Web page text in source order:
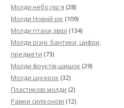
Молди небо,пір'я (28)
Молди Новий рік (109)
Молди птахи,звірі (134)
Молди різні: бантики, цифри,
предмети (73)
Молди фруктів,шишок (29)
Молди цукерок (32)
Пластикові молди (2)
Рамки силіконові (12)